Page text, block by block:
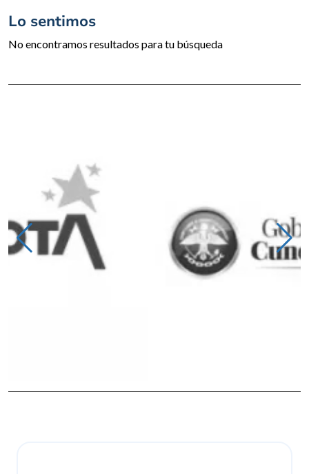
Lo sentimos
No encontramos resultados para tu búsqueda